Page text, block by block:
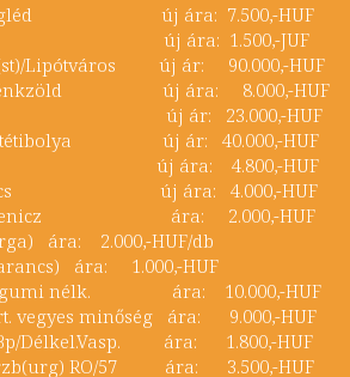
új ára: 7.500,-HUF
új ára: 1.500,-JUF
Lipótváros új ár: 90.000,-HUF
élénkzöld új ára: 8.000,-HUF
új ár: 23.000,-HUF
sötétibolya új ár: 40.000,-HUF
új ára: 4.800,-HUF
Búcs új ára: 4.000,-HUF
Szenicz ára: 2.000,-HUF
ára: 2.000,-HUF/db
ára: 1.000,-HUF
gumi nélk. ára: 10.000,-HUF
vegyes minőség ára: 9.000,-HUF
Délkel.Vasp. ára: 1.800,-HUF
RO/57 ára: 3.500,-HUF